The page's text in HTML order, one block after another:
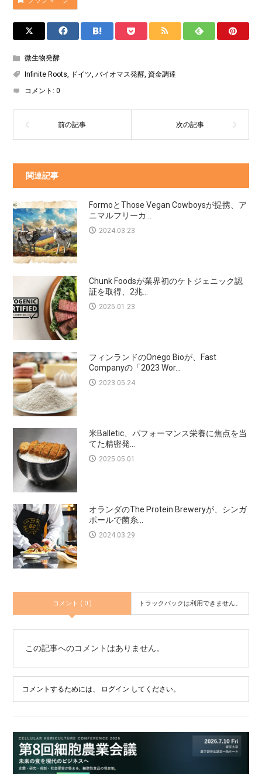
微生物発酵
Infinite Roots, ドイツ,バイオマス発酵, 資金調達
コメント:0
関連記事
FormoとThose Vegan Cowboysが提携、ア
ニマルフリーカ...
2024.03.23
Chunk Foodsが業界初のケトジェニック認
証を取得、2兆...
2025.01.23
フィンランドのOnego Bioが、Fast
Companyの「2023 Wor...
2023.05.24
米Balletic、パフォーマンス栄養に焦点を当
てた精密発...
2025.05.01
オランダのThe Protein Breweryが、シンガ
ポールで菌糸...
2024.03.29
コメント ( 0 ) トラックバックは利用できません。
この記事へのコメントはありません。
コメントするためには、 ログイン してください。